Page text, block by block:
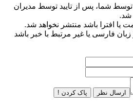
شما، پس از تایید توسط مدیران
شد.
یا افترا باشد منتشر نخواهد شد.
زبان فارسی یا غیر مرتبط با خبر باشد
ارسال نظر پاک کردن !